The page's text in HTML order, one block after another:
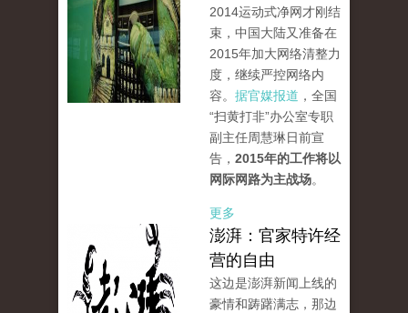
2014运动式净网才刚结
束，中国大陆又准备在
2015年加大网络清整力
度，继续严控网络内
容。 据官媒报道 ，全国
“扫黄打非”办公室专职
副主任周慧琳日前宣
告， 2015年的工作将以
网际网路为主战场。
更多
澎湃：官家特许经
营的自由
这边是澎湃新闻上线的
豪情和踌躇满志，那边